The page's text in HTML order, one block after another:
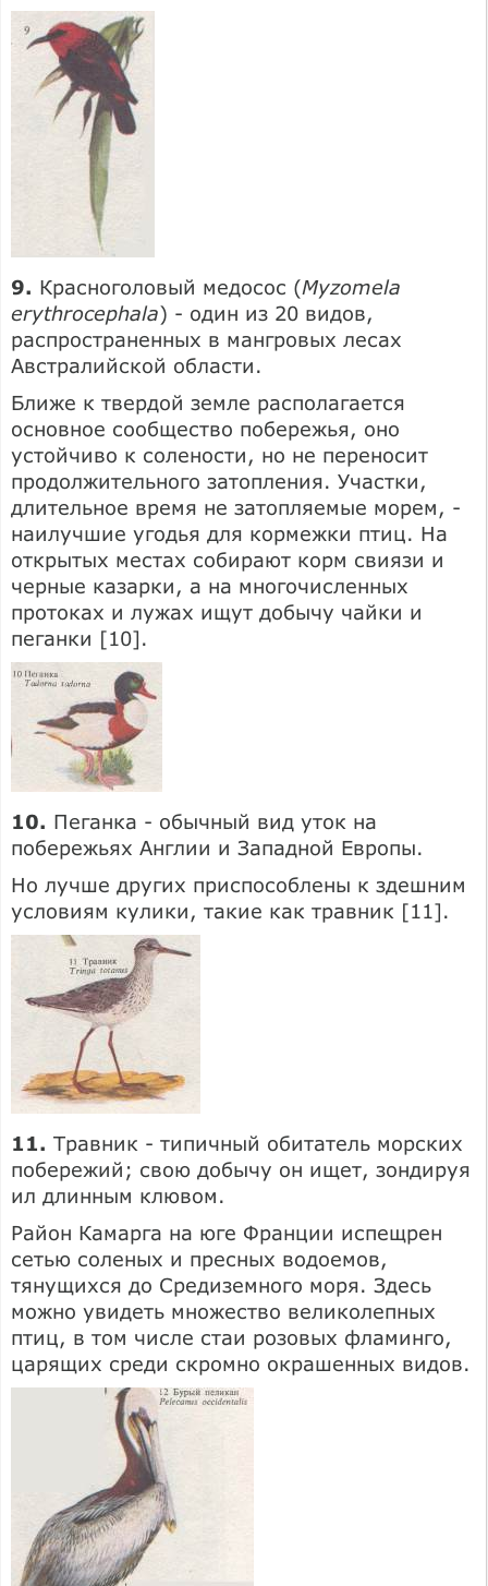
9. Красноголовый медосос (Myzomela
erythrocephala) - один из 20 видов,
распространенных в мангровых лесах
Австралийской области.
Ближе к твердой земле располагается
основное сообщество побережья, оно
устойчиво к солености, но не переносит
продолжительного затопления. Участки,
длительное время не затопляемые морем, -
наилучшие угодья для кормежки птиц. На
открытых местах собирают корм свиязи и
черные казарки, а на многочисленных
протоках и лужах ищут добычу чайки и
пеганки [10].
10. Пеганка - обычный вид уток на
побережьях Англии и Западной Европы.
Но лучше других приспособлены к здешним
условиям кулики, такие как травник [11].
11. Травник - типичный обитатель морских
побережий; свою добычу он ищет, зондируя
ил длинным клювом.
Район Камарга на юге Франции испещрен
сетью соленых и пресных водоемов,
тянущихся до Средиземного моря. Здесь
можно увидеть множество великолепных
птиц, в том числе стаи розовых фламинго,
царящих среди скромно окрашенных видов.